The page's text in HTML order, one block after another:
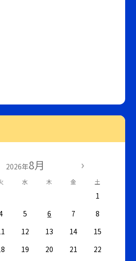
2026年8月
水 木 金 土
1
5 6 7
8
12 13 14
15
19 20 21
22